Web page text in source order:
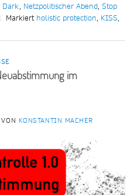
Dark, Netzpolitischer Abend, Stop
Markiert holistic protection, KISS,
im
VON KONSTANTIN MACHER